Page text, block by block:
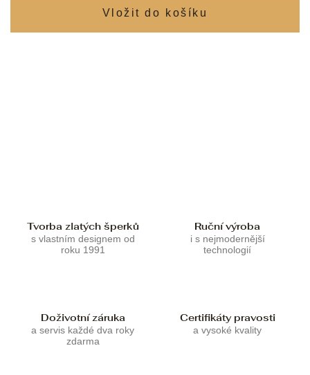
Tvorba zlatých šperků
s vlastním designem od
roku 1991
Ruční výroba
i s nejmodernější
technologií
Doživotní záruka
a servis každé dva roky
zdarma
Certifikáty pravosti
a vysoké kvality